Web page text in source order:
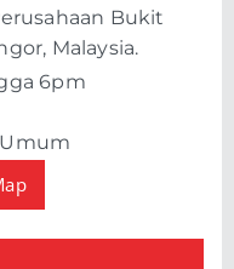
Bukit
Malaysia.
6pm